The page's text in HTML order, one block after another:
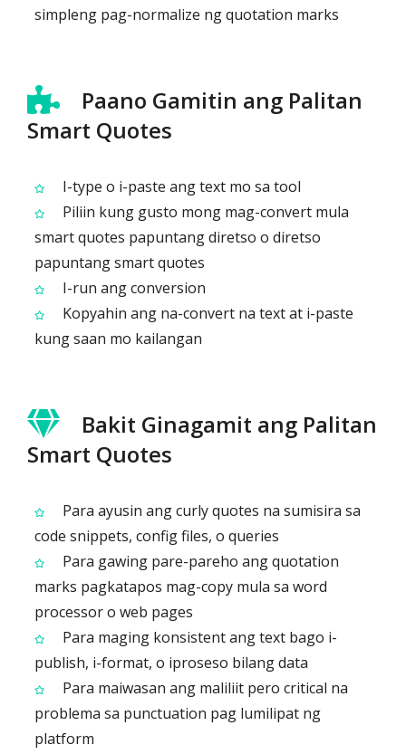
simpleng pag-normalize ng quotation marks
Paano Gamitin ang Palitan
Smart Quotes
I-type o i-paste ang text mo sa tool
Piliin kung gusto mong mag-convert mula
smart quotes papuntang diretso o diretso
papuntang smart quotes
I-run ang conversion
Kopyahin ang na-convert na text at i-paste
kung saan mo kailangan
Bakit Ginagamit ang Palitan
Smart Quotes
Para ayusin ang curly quotes na sumisira sa
code snippets, config files, o queries
Para gawing pare-pareho ang quotation
marks pagkatapos mag-copy mula sa word
processor o web pages
Para maging konsistent ang text bago i-
publish, i-format, o iproseso bilang data
Para maiwasan ang maliliit pero critical na
problema sa punctuation pag lumilipat ng
platform